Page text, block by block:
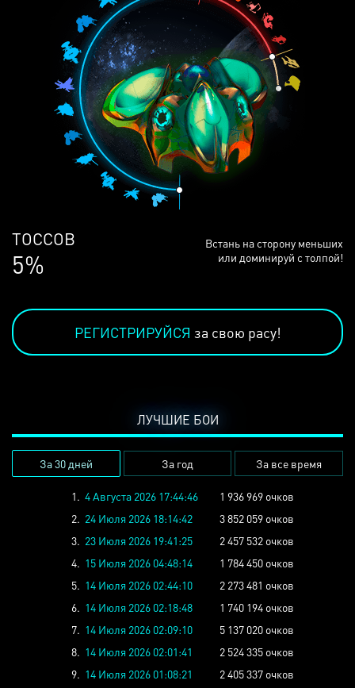
ЛЮДЕЙ
68%
Встань на сторону меньших
или доминируй с толпой!
РЕГИСТРИРУЙСЯ за свою расу!
ЛУЧШИЕ БОИ
За 30 дней За год За все время
1. 4 Августа 2026 17:44:46
1 936 969 очков
2. 24 Июля 2026 18:14:42
3 852 059 очков
3. 23 Июля 2026 19:41:25
2 457 532 очков
4. 15 Июля 2026 04:48:14
1 784 450 очков
5. 14 Июля 2026 02:44:10
2 273 481 очков
6. 14 Июля 2026 02:18:48
1 740 194 очков
7. 14 Июля 2026 02:09:10
5 137 020 очков
8. 14 Июля 2026 02:01:41
2 524 335 очков
9. 14 Июля 2026 01:08:21
2 405 337 очков